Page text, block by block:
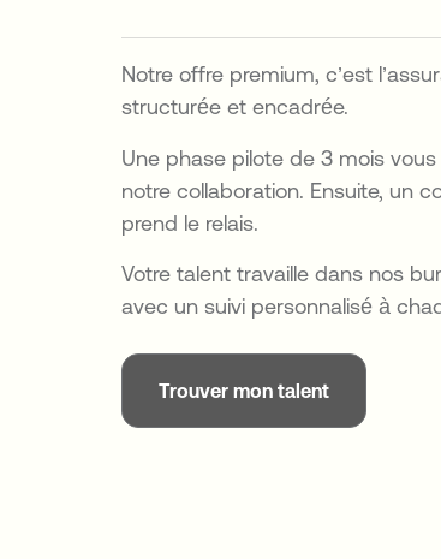
Notre offre premium, c’est
structurée et encadrée.
Une phase pilote de 3 mois
notre collaboration. Ensuite, un
prend le relais.
Votre talent travaille dans nos
avec un suivi personnalisé à
Trouver mon talent